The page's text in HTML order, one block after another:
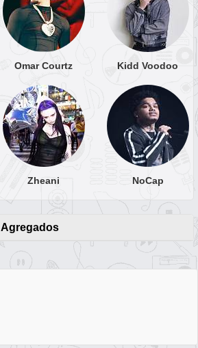
Omar Courtz Kidd Voodoo
Zheani NoCap